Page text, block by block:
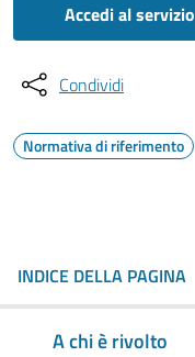
Accedi al servizio
Condividi
Normativa di riferimento
INDICE DELLA PAGINA
A chi è rivolto